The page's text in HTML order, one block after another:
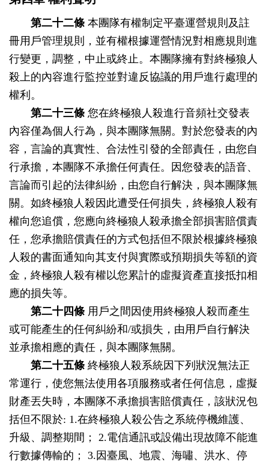
第二十二條 本團隊有權制定平臺運營規則及註
冊用戶管理規則，並有權根據運營情況對相應規則進
行變更，調整，中止或終止。本團隊擁有對終極狼人
殺上的內容進行監控並對違反協議的用戶進行處理的
權利。
第二十三條 您在終極狼人殺進行音頻社交發表
內容僅為個人行為，與本團隊無關。對於您發表的內
容，言論的真實性、合法性引發的全部責任，由您自
行承擔，本團隊不承擔任何責任。因您發表的語音、
言論而引起的法律糾紛，由您自行解決，與本團隊無
關。如終極狼人殺因此遭受任何損失，終極狼人殺有
權向您追償，您應向終極狼人殺承擔全部損害賠償責
任，您承擔賠償責任的方式包括但不限於根據終極狼
人殺的書面通知向其支付與實際或預期損失等額的資
金，終極狼人殺有權以您累計的虛擬資產直接抵扣相
應的損失等。
第二十四條 用戶之間因使用終極狼人殺而產生
或可能產生的任何糾紛和/或損失，由用戶自行解決
並承擔相應的責任，與本團隊無關。
第二十五條 終極狼人殺系統因下列狀況無法正
常運行，使您無法使用各項服務或者任何信息，虛擬
財產丟失時，本團隊不承擔損害賠償責任，該狀況包
括但不限於: 1.在終極狼人殺公告之系統停機維護、
升級、調整期間； 2.電信通訊或設備出現故障不能進
行數據傳輸的； 3.因臺風、地震、海嘯、洪水、停